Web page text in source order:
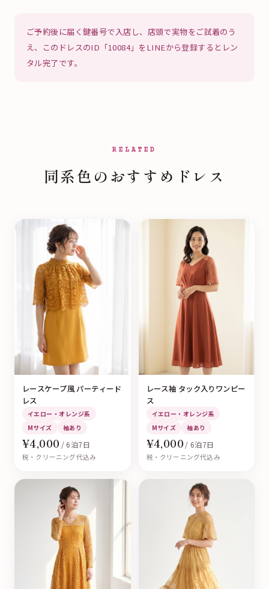
ご予約後に届く鍵番号で入店し、店頭で実物をご試着のう
え、このドレスのID「10084」をLINEから登録するとレン
タル完了です。
RELATED
同系色のおすすめドレス
レースケープ風 パーティード
レス
イエロー・オレンジ系
Mサイズ
袖あり
¥4,000 / 6泊7日
税・クリーニング代込み
レース袖 タック入りワンピー
ス
イエロー・オレンジ系
Mサイズ
袖あり
¥4,000 / 6泊7日
税・クリーニング代込み